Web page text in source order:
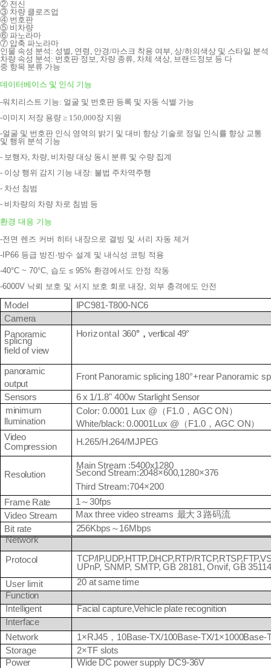
② 전신
③ 차량 클로즈업
④ 번호판
⑤ 비차량
⑥ 파노라마
⑦ 압축 파노라마
인물 속성 분석: 성별, 연령, 안경/마스크 착용 여부, 상/하의색상 및 스타일 분석
차량 속성 분석: 번호판 정보, 차량 종류, 차체 색상, 브랜드정보 등 다
중 항목 분류 가능
데이터베이스 및 인식 기능
-워치리스트 기능: 얼굴 및 번호판 등록 및 자동 식별 가능
-이미지 저장 용량 ≥ 150,000장 지원
-얼굴 및 번호판 인식 영역의 밝기 및 대비 향상 기술로 정밀 인식률 향상 교통
및 행위 분석 기능
- 보행자, 차량, 비차량 대상 동시 분류 및 수량 집계
- 이상 행위 감지 기능 내장: 불법 주차역주행
- 차선 침범
- 비차량의 차량 차로 침범 등
환경 대응 기능
-전면 렌즈 커버 히터 내장으로 결빙 및 서리 자동 제거
-IP66 등급 방진·방수 설계 및 내식성 코팅 적용
-40°C ~ 70°C, 습도 ≤ 95% 환경에서도 안정 작동
-6000V 낙뢰 보호 및 서지 보호 회로 내장, 외부 충격에도 안전
Model IPC981-T800-NC6
Camera
Panoramic
splicng
field ofview
orizontal 360° ， verlical 49°
panoramic
output
Front Panoramic splicing 180°+rear Panoramic
Sensors 6 x 1/1.8" 400w Starlight Sensor
minimum
llumination
Color: 0.0001 Lux @ （ F1.0， AGC ON ）
White/black: 0.0001Lux @ （ F1.0， AGC ON）
Video
Compression
H.265/H.264/MJPEG
Resolution
Main Stream :5400x1280
Second Stream:2048×600,1280×376
Third Stream:704×200
Frame Rate 1 ～30fps
Video Stream Max three video streams 最大3 路码流
Bit rate 256Kbps ～16Mbps
Network
Protocol
TCP/IP,UDP,HTTP,DHCP,RTP/
UPnP, SNMP, SMTP, GB 28181, Onvif, GB
User limit 20 at same time
Function
Intelligent
Facial capture,Vehicle plate recognition
Interface
Network
1×RJ45 ， 10Base-TX/100Base-TX/1×1000Base-
Storage
2×TF slots
Power
Wide DC power supply DC9-36V